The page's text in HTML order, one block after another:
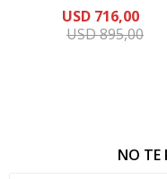
USD 716,00
USD895,00
NO TE